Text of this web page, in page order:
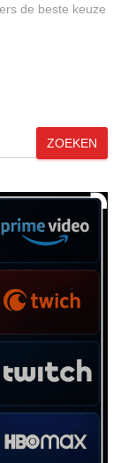
de beste keuze
ZOEKEN